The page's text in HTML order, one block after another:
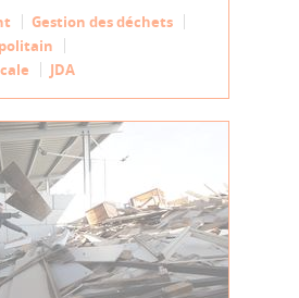
Gestion des déchets
JDA